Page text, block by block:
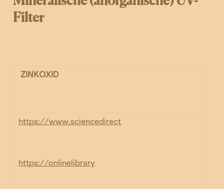
Filter
ZINKOXID
https://www.sciencedirect
https://onlinelibrary